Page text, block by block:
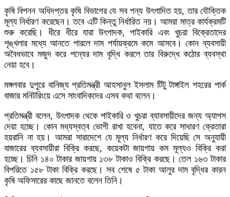
কৃষি বিপনন অধিদপ্তর কৃষি বিভাগের যে সব পন্য উৎপাদিত হয়, তার যৌক্তিক
মূল্য নির্ধারণ করেছেন। তবে এটি কিন্তু নির্ধারিত নয়। আমরা মাত্র কার্যক্রমটি
শুরু করেছি। ধীরে ধীরে যারা উৎপাদক, পাইকারি এবং খুচরা বিক্রেতাদের
শৃঙ্খলার মধ্যে আনতে পারলে দাম পর্যায়ক্রমে কমে আসবে। কোন ব্যবসায়ী
অবৈধভাবে মজুদ করে পন্যের দাম বৃদ্ধি করলে তার বিরুদ্ধে কঠোর ব্যবস্থা
নেয়া হবে।
মঙ্গলবার দুপুরে বানিজ্য প্রতিমন্ত্রী আহসানুল ইসলাম টিটু টাঙ্গাইল শহরের পার্ক
বাজার মনিটরিংয়ে এসে সাংবাদিকদের এসব কথা বলেন।
প্রতিমন্ত্রী বলেন, উৎপাদক থেকে পাইকারি ও খুচরা ব্যাবসায়ীদের জন্য অ্যাপস
দেয়া হচ্ছে। কোন মধ্যস্বত্ব ভোগী রাখা হবেনা, যাতে করে সাধারণ ক্রেতারা
হয়রানি না হয়। আমরা সারাদেশে যে মূল্য নির্ধারণ করে দিয়েছি সে অনুযায়ী
বাজারের ব্যবসায়ীরা বিক্রি করছে, কয়েকটা জায়গায় কম মূল্যও বিক্রি করা
হচ্ছে। চিনি ১৪০ টাকার জায়গায় ১৩৮ টাকাও বিক্রি করছে। তেল ১৬৩ টাকার
বিপরিতে ১৫৮ টাকা বিক্রি করছে। সব শেষে ৫ টাকা আলুর দাম বৃদ্ধির কারন
কৃষি অফিসারের কাছে জানতে বলেন তিনি।